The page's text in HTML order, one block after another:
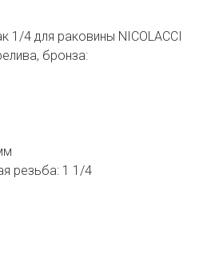
1/4 для раковины NICOLACCI
бронза:
резьба: 1 1/4